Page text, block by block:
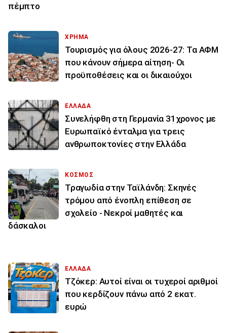
πέμπτο
ΧΡΗΜΑ
Τουρισμός για όλους 2026-27: Τα ΑΦΜ
που κάνουν σήμερα αίτηση- Οι
προϋποθέσεις και οι δικαιούχοι
ΕΛΛΑΔΑ
Συνελήφθη στη Γερμανία 31χρονος με
Ευρωπαϊκό ένταλμα για τρεις
ανθρωποκτονίες στην Ελλάδα
ΚΟΣΜΟΣ
Τραγωδία στην Ταϊλάνδη: Σκηνές
τρόμου από ένοπλη επίθεση σε
σχολείο - Νεκροί μαθητές και
δάσκαλοι
ΕΛΛΑΔΑ
Τζόκερ: Αυτοί είναι οι τυχεροί αριθμοί
που κερδίζουν πάνω από 2 εκατ.
ευρώ